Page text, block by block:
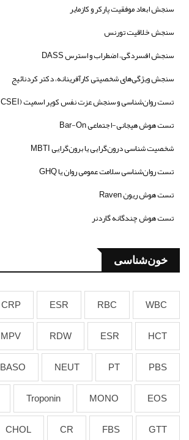
سنجش ابعاد موفقیت پارکر و کازمایر
سنجش خلاقیت تورنس
سنجش افسردگی، اضطراب و استرس DASS
سنجش ویژگی‌های شخصیتی کارآفرینانه، دکتر کردنائیج
تست روان‌شناسی و سنجش عزت نفس کوپر اسمیت (CSEI)
تست هوش هیجانی-اجتماعی Bar-On
شخصیت شناسی درون‌گرایی یا برون‌گرایی MBTI
تست روان‌شناسی سلامت عمومی روان یا GHQ
تست هوش ریون Raven
تست هوش چندگانه گاردنر
خون‌شناسی
WBC
RBC
ESR
CRP
HCT
ESR
RDW
MPV
PBS
PT
NEUT
BASO
EOS
MONO
Troponin
GTT
FBS
CR
CHOL